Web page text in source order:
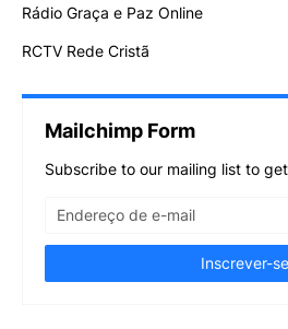
Rádio Graça e Paz Online
RCTV Rede Cristã
Mailchimp Form
Subscribe to our mailing list to